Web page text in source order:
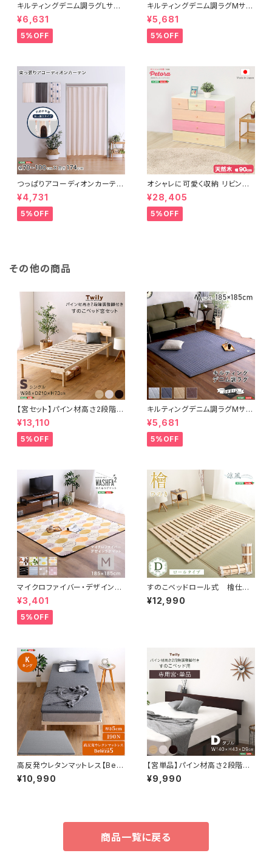
キルティングデニム調ラグLサイ
ズ(190x240cm)オールシーズ
ン、滑り止め付き、手洗い対応【D
erid-デリッド-】 DRG-L
¥6,631
5%OFF
キルティングデニム調ラグMサイ
ズ(185x185cm)オールシーズ
ン、滑り止め付き、手洗い対応【D
erid-デリッド-】 DRG-M
¥5,681
5%OFF
つっぱりアコーディオンカーテ
ン 100×174cm SH-16-TA
DC
¥4,731
5%OFF
オシャレに可愛く収納 リビング
用ローチェスト 4段 幅90cm
天然木（桐）日本製｜petora-
ペトラ- SH-08-PTR90
¥28,405
5%OFF
その他の商品
【宮セット】パイン材高さ2段階調
整脚付きすのこベッド(シングル)
ASP-HP-02S
¥13,110
5%OFF
キルティングデニム調ラグMサイ
ズ(185x185cm)オールシーズ
ン、滑り止め付き、手洗い対応【D
erid-デリッド-】 DRG-M
¥5,681
5%OFF
マイクロファイバー・デザインラ
グマットMサイズ（185×185cm）
洗えるラグマット 【WASHFA2】
FRG-D2-M
¥3,401
5%OFF
すのこベッドロール式 檜仕様
(ダブル)【涼風】 HNK-R-D
¥12,990
高反発ウレタンマットレス【Bele
za5-ベレーザ・ファイブ-】(キン
グ) ORM-05K
¥10,990
【宮単品】パイン材高さ2段階調
整脚付きすのこベッド用(ダブル)
HP-02D
¥9,990
商品一覧に戻る